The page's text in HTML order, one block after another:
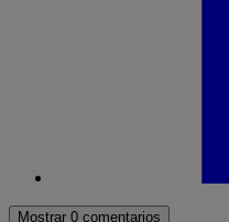
Mostrar 0 comentarios